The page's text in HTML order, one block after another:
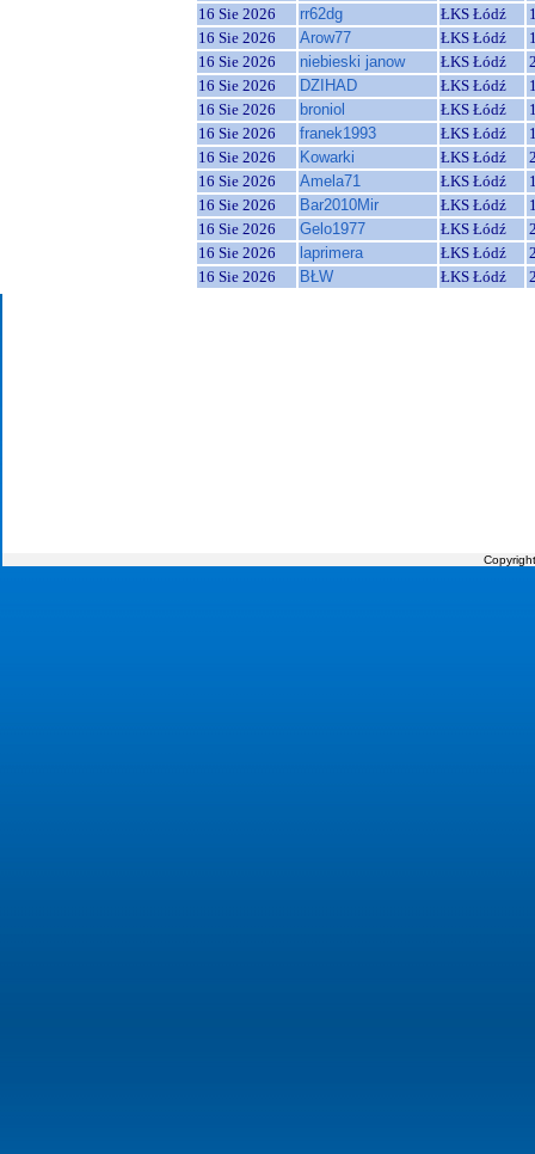
16 Sie 2026
rr62dg ŁKS Łódź
16 Sie 2026
Arow77 ŁKS Łódź
16 Sie 2026
niebieski janow ŁKS Łódź
16 Sie 2026
DZIHAD ŁKS Łódź
16 Sie 2026
broniol ŁKS Łódź
16 Sie 2026
franek1993 ŁKS Łódź
16 Sie 2026
Kowarki ŁKS Łódź
16 Sie 2026
Amela71 ŁKS Łódź
16 Sie 2026
Bar2010Mir ŁKS Łódź
16 Sie 2026
Gelo1977 ŁKS Łódź
16 Sie 2026
laprimera ŁKS Łódź
16 Sie 2026
BŁW ŁKS Łódź